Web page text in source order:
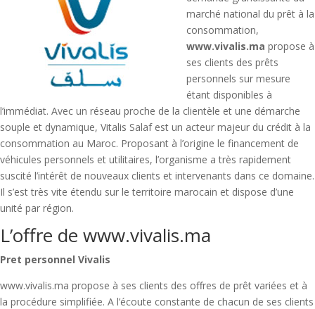
marché national du prêt à la
consommation,
www.vivalis.ma propose à
ses clients des prêts
personnels sur mesure
étant disponibles à
l’immédiat. Avec un réseau proche de la clientèle et une démarche
souple et dynamique, Vitalis Salaf est un acteur majeur du crédit à la
consommation au Maroc. Proposant à l’origine le financement de
véhicules personnels et utilitaires, l’organisme a très rapidement
suscité l’intérêt de nouveaux clients et intervenants dans ce domaine.
Il s’est très vite étendu sur le territoire marocain et dispose d’une
unité par région.
L’offre de www.vivalis.ma
Pret personnel Vivalis
www.vivalis.ma propose à ses clients des offres de prêt variées et à
la procédure simplifiée. A l’écoute constante de chacun de ses clients